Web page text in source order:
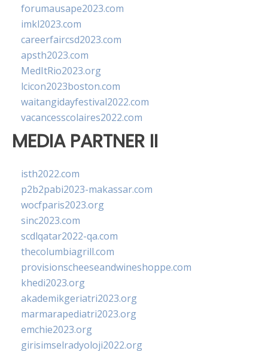
forumausape2023.com
imkl2023.com
careerfaircsd2023.com
apsth2023.com
MedItRio2023.org
lcicon2023boston.com
waitangidayfestival2022.com
vacancesscolaires2022.com
MEDIA PARTNER II
isth2022.com
p2b2pabi2023-makassar.com
wocfparis2023.org
sinc2023.com
scdlqatar2022-qa.com
thecolumbiagrill.com
provisionscheeseandwineshoppe.com
khedi2023.org
akademikgeriatri2023.org
marmarapediatri2023.org
emchie2023.org
girisimselradyoloji2022.org